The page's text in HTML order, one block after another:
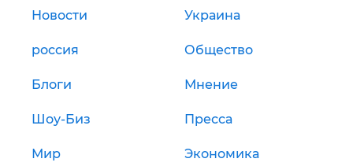
Новости Украина
россия Общество
Блоги Мнение
Шоу-Биз Пресса
Мир Экономика